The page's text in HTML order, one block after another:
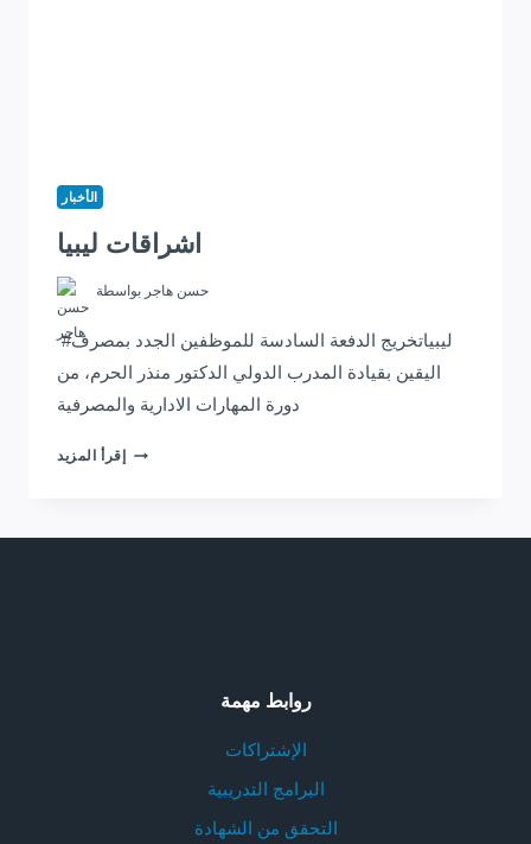
الأخبار
اشراقات ليبيا
بواسطة حسن هاجر
#ليبياتخريج الدفعة السادسة للموظفين الجدد بمصرف
اليقين بقيادة المدرب الدولي الدكتور منذر الحرم، من
دورة المهارات الادارية والمصرفية
إقرأ المزيد اشراقات
روابط مهمة
الإشتراكات
البرامج التدريبية
التحقق من الشهادة